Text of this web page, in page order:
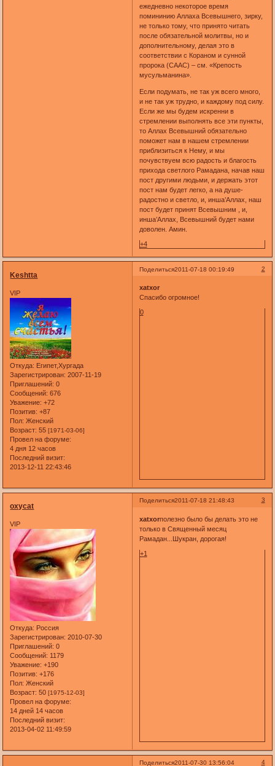
ежедневно некоторое время
помининию Аллаха Всевышнего, зирку,
не только тому, что принято читать
после обязательной молитвы, но и
дополнительному, делая это в
соответствии с Кораном и сунной
пророка (СААС) – см. «Крепость
мусульманина».
Если подумать, не так уж всего много,
и не так уж трудно, и каждому под силу.
Если же мы будем искренни в
стремлении выполнять все эти пункты,
то Аллах Всевышний обязательно
поможет нам в нашем стремлении
приблизиться к Нему, и мы
почувствуем всю радость и благость
прихода светлого Рамадана, начав наш
пост другими людьми, и держать этот
пост нам будет легко, а на душе-
радостно и светло, и, инша’Аллах, наш
пост будет принят Всевышним , и,
инша’Аллах, Всевышний будет нами
доволен. Амин.
+4
Поделиться 2
2011-07-18 00:19:49
Keshtta
VIP
Откуда: Египет,Хургада
Зарегистрирован: 2007-11-19
Приглашений: 0
Сообщений: 676
Уважение: +72
Позитив: +87
Пол: Женский
Возраст: 55[1971-03-06]
Провел на форуме:
4 дня 12 часов
Последний визит:
2013-12-11 22:43:46
xatxor
Спасибо огромное!
0
Поделиться 3
2011-07-18 21:48:43
oxycat
VIP
Откуда: Россия
Зарегистрирован: 2010-07-30
Приглашений: 0
Сообщений: 1179
Уважение: +190
Позитив: +176
Пол: Женский
Возраст: 50[1975-12-03]
Провел на форуме:
14 дней 14 часов
Последний визит:
2013-04-02 11:49:59
xatxorполезно было бы делать это не
только в Священный месяц
Рамадан...Шукран, дорогая!
+1
Поделиться 4
2011-07-30 13:56:04